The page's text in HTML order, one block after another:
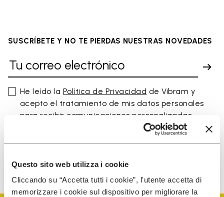
Questo sito web utilizza i cookie
Cliccando su “Accetta tutti i cookie”, l'utente accetta di
memorizzare i cookie sul dispositivo per migliorare la
SUSCRÍBETE Y NO TE PIERDAS NUESTRAS NOVEDADES
He leído la Política de Privacidad de Vibram y
acepto el tratamiento de mis datos personales
para recibir comunicaciones personalizadas
cualquier momento.